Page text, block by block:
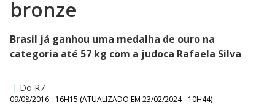
bronze
Brasil já ganhou uma medalha de ouro na
categoria até 57 kg com a judoca Rafaela Silva
| Do R7
09/08/2016 - 16H15 (ATUALIZADO EM 23/02/2024 - 10H44)